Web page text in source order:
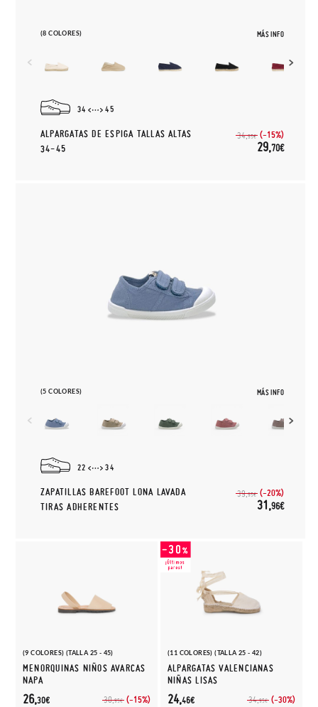
(8 COLORES) MÁS INFO
34 45
ALPARGATAS DE ESPIGA TALLAS ALTAS
34-45
34,95€ (-15%)
29,70€
(5 COLORES) MÁS INFO
22 34
ZAPATILLAS BAREFOOT LONA LAVADA
TIRAS ADHERENTES
39,95€ (-20%)
31,96€
(9 COLORES) (TALLA 25 - 45)
MENORQUINAS NIÑOS AVARCAS
NAPA
30,95€ (-15%)
26,30€
(11 COLORES) (TALLA 25 - 42)
ALPARGATAS VALENCIANAS
NIÑAS LISAS
34,95€ (-30%)
24,46€